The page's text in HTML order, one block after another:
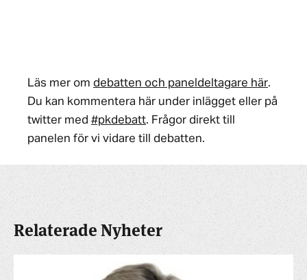
Läs mer om debatten och paneldeltagare här.
Du kan kommentera här under inlägget eller på
twitter med #pkdebatt. Frågor direkt till
panelen för vi vidare till debatten.
Relaterade Nyheter